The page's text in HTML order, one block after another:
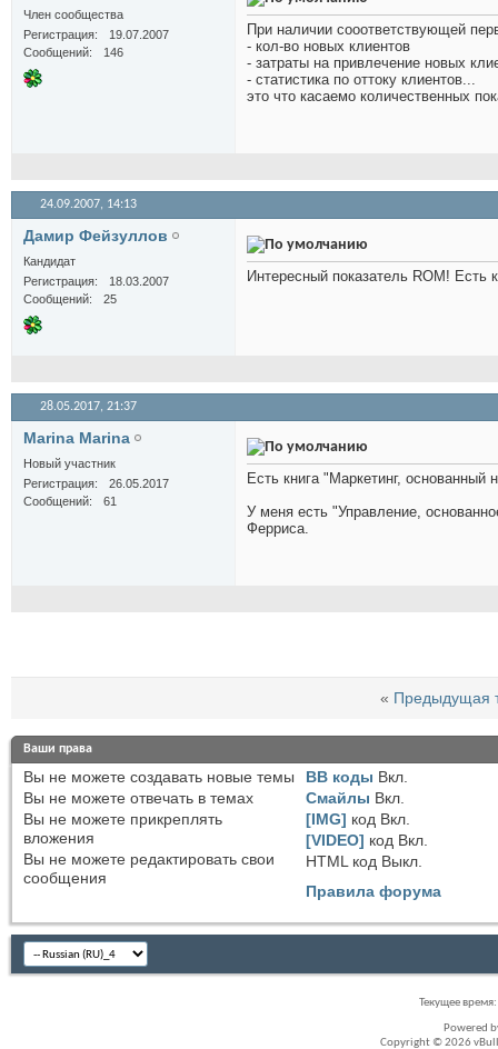
Член сообщества
Регистрация
19.07.2007
Сообщений
146
При наличии сооответствующей
- кол-во новых клиентов
- затраты на привлечение новых
- статистика по оттоку клиентов...
это что касаемо количественных
24.09.2007, 14:13
Дамир Фейзуллов
Кандидат
Регистрация
18.03.2007
Сообщений
25
Интересный показатель ROM! Есть
28.05.2017, 21:37
Marina Marina
Новый участник
Регистрация
26.05.2017
Сообщений
61
Есть книга "Маркетинг,
У меня есть "Управление,
Ферриса.
« Предыдущая
Ваши права
Вы не можете создавать новые темы
Вы не можете отвечать в темах
Вы не можете прикреплять
вложения
Вы не можете редактировать свои
сообщения
BB коды Вкл.
Смайлы Вкл.
[IMG] код Вкл.
[VIDEO] код Вкл.
HTML код Выкл.
Правила форума
Текущее время:
Powered
Copyright © 2026